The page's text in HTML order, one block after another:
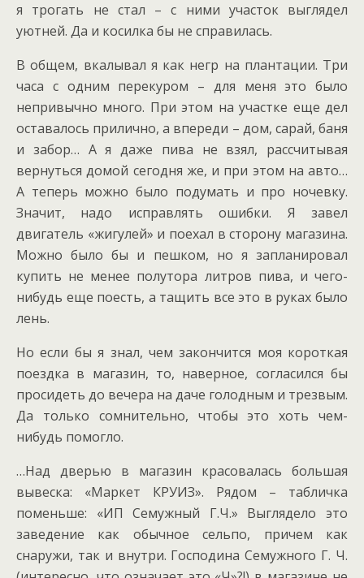
я трогать не стал – с ними участок выглядел
уютней. Да и косилка бы не справилась.
В общем, вкалывал я как негр на плантации. Три
часа с одним перекуром – для меня это было
непривычно много. При этом на участке еще дел
оставалось прилично, а впереди – дом, сарай, баня
и забор… А я даже пива не взял, рассчитывая
вернуться домой сегодня же, и при этом на авто…
А теперь можно было подумать и про ночевку.
Значит, надо исправлять ошибки. Я завел
двигатель «жигулей» и поехал в сторону магазина.
Можно было бы и пешком, но я запланировал
купить не менее полутора литров пива, и чего-
нибудь еще поесть, а тащить все это в руках было
лень.
Но если бы я знал, чем закончится моя короткая
поездка в магазин, то, наверное, согласился бы
просидеть до вечера на даче голодным и трезвым.
Да только сомнительно, чтобы это хоть чем-
нибудь помогло.
…Над дверью в магазин красовалась большая
вывеска: «Маркет КРУИЗ». Рядом – табличка
поменьше: «ИП Семужный Г.Ч.» Выглядело это
заведение как обычное сельпо, причем как
снаружи, так и внутри. Господина Семужного Г. Ч.